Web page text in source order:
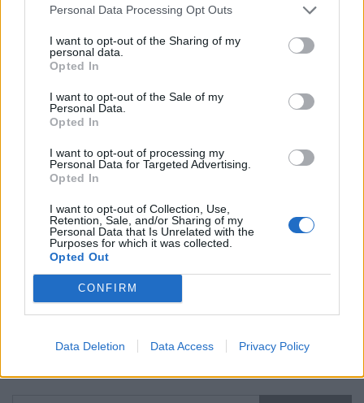
Personal Data Processing Opt Outs
I want to opt-out of the Sharing of my
personal data.
Opted In
I want to opt-out of the Sale of my
Personal Data.
Opted In
I want to opt-out of processing my
Personal Data for Targeted Advertising.
Opted In
I want to opt-out of Collection, Use,
Retention, Sale, and/or Sharing of my
Personal Data that Is Unrelated with the
Purposes for which it was collected.
Opted Out
CONFIRM
Data Deletion Data Access Privacy Policy
Kυκλοφοριακές
ρυθμίσεις το
απόγευμα στα νότια
λόγω διεξαγωγής…
ΕΛΑΣ: Βρέθηκαν
αρχαία αντικείμενα
Κυκλοφοριακές
ρυθμίσεις σήμερα στο
κέντρο στο πλαίσιο
του Athens Pride 2023
Τριήμερο Αγίου
18.400 κλήσεις